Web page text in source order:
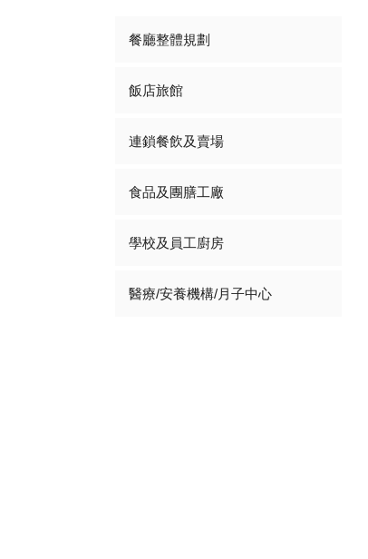
餐廳整體規劃
飯店旅館
連鎖餐飲及賣場
食品及團膳工廠
學校及員工廚房
醫療/安養機構/月子中心